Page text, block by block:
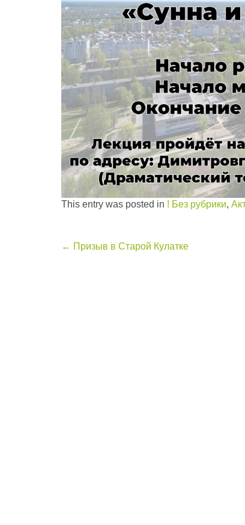
This entry was posted in ! Без рубрики,
Post
← Призыв в Старой Кулатке